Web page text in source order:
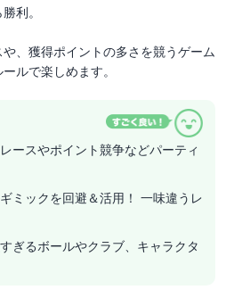
利。
、獲得ポイントの多さを競うゲーム
ルで楽しめます。
ースやポイント競争などパーティ
ミックを回避＆活用！ 一味違うレ
ぎるボールやクラブ、キャラクタ